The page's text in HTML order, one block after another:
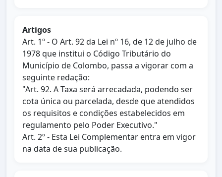
Artigos
Art. 1º - O Art. 92 da Lei nº 16, de 12 de julho de
1978 que institui o Código Tributário do
Município de Colombo, passa a vigorar com a
seguinte redação:
"Art. 92. A Taxa será arrecadada, podendo ser
cota única ou parcelada, desde que atendidos
os requisitos e condições estabelecidos em
regulamento pelo Poder Executivo."
Art. 2º - Esta Lei Complementar entra em vigor
na data de sua publicação.